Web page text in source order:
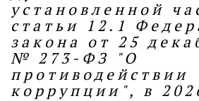
установленной
статьи 12.1
закона от 25
№ 273-ФЗ "О
противодействии
коррупции", в